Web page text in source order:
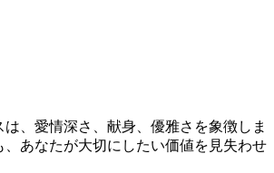
、愛情深さ、献身、優雅さを象徴しま
、あなたが大切にしたい価値を見失わせ